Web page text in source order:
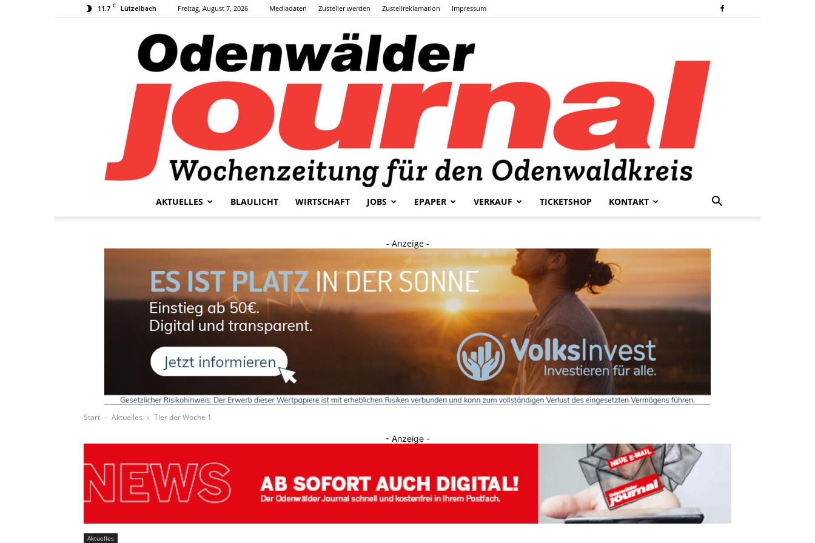
11.7 C Lützelbach Freitag, August 7, 2026 Mediadaten Zusteller werden Zustellreklamation Impressum
AKTUELLES BLAULICHT WIRTSCHAFT JOBS EPAPER VERKAUF TICKETSHOP KONTAKT
- Anzeige -
Start Aktuelles Tier der Woche 1
- Anzeige -
Aktuelles